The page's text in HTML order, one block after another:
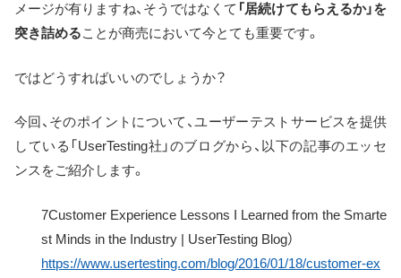
メージが有りますね、そうではなくて 「居続けてもらえるか」を
突き詰めることが商売において今とても重要です。
ではどうすればいいのでしょうか？
今回、そのポイントについて、ユーザーテストサービスを提供
している「UserTesting社」のブログから、以下の記事のエッセ
ンスをご紹介します。
7Customer Experience Lessons I Learned from the Smarte
st Minds in the Industry | UserTesting Blog）
https://www.usertesting.com/blog/2016/01/18/customer-ex